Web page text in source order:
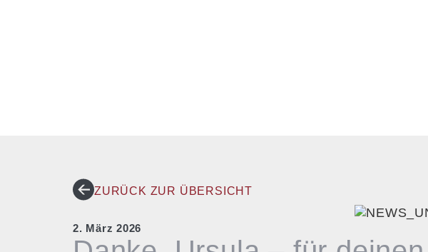
ZURÜCK ZUR ÜBERSICHT
2. März 2026